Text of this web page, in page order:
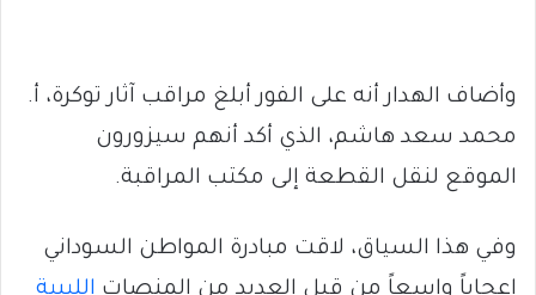
وأضاف الهدار أنه على الفور أبلغ مراقب آثار توكرة، أ.
محمد سعد هاشم، الذي أكد أنهم سيزورون
الموقع لنقل القطعة إلى مكتب المراقبة.
وفي هذا السياق، لاقت مبادرة المواطن السوداني
إعجاباً واسعاً من قبل العديد من المنصات الليبية